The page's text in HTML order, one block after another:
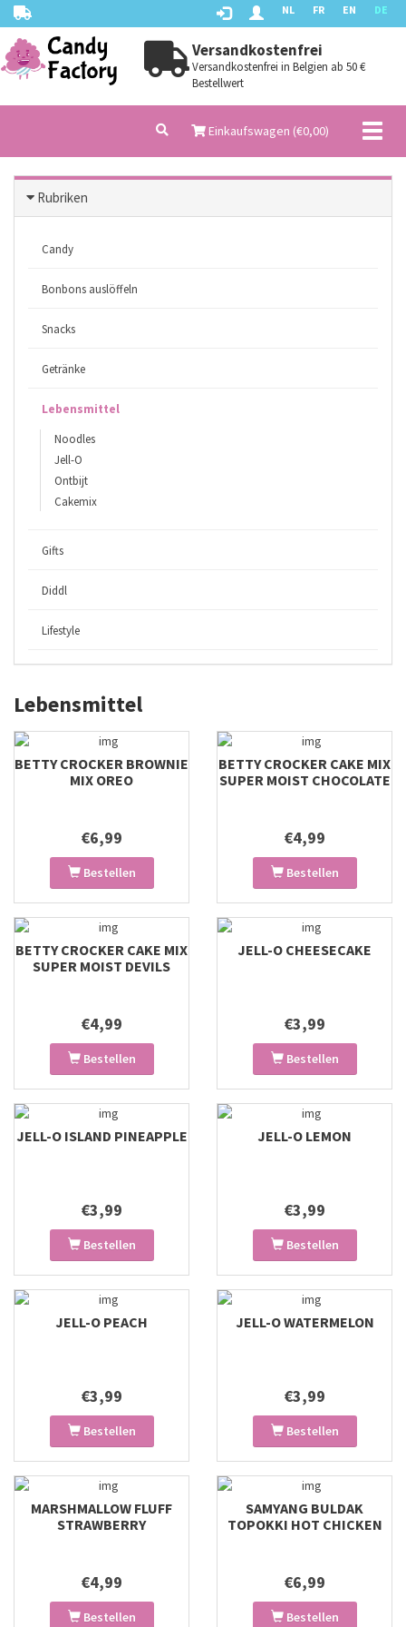
NL FR EN DE
Versandkostenfrei
Versandkostenfrei in Belgien ab 50 €
Bestellwert
Einkaufswagen (€0,00)
Rubriken
Candy
Bonbons auslöffeln
Snacks
Getränke
Lebensmittel
Noodles
Jell-O
Ontbijt
Cakemix
Gifts
Diddl
Lifestyle
Lebensmittel
BETTY CROCKER BROWNIE
MIX OREO
€6,99
Bestellen
BETTY CROCKER CAKE MIX
SUPER MOIST CHOCOLATE
€4,99
Bestellen
BETTY CROCKER CAKE MIX
SUPER MOIST DEVILS
€4,99
Bestellen
JELL-O CHEESECAKE
€3,99
Bestellen
JELL-O ISLAND PINEAPPLE
€3,99
Bestellen
JELL-O LEMON
€3,99
Bestellen
JELL-O PEACH
€3,99
Bestellen
JELL-O WATERMELON
€3,99
Bestellen
MARSHMALLOW FLUFF
STRAWBERRY
€4,99
Bestellen
SAMYANG BULDAK
TOPOKKI HOT CHICKEN
€6,99
Bestellen